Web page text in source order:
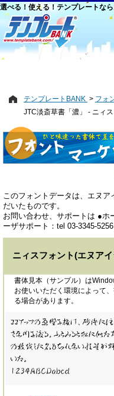
選べる！使える！テンプレートな
テンプレートBANK
フォ
JTC淡斎草書「濃」 - ニィ
このフォントデータは、エヌ
だいたものです。
お問い合わせ、サポートは ●
ーザサポート：tel 03-3345-
ニィスフォント(エヌア
書体見本（サンプル）は
お使いいただく環境によって
る場合があります。